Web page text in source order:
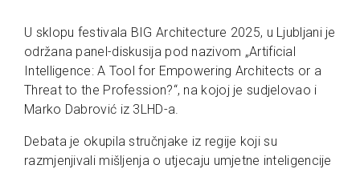
U sklopu festivala BIG Architecture 2025, u Ljubljani je
održana panel-diskusija pod nazivom „Artificial
Intelligence: A Tool for Empowering Architects or a
Threat to the Profession?“, na kojoj je sudjelovao i
Marko Dabrović iz 3LHD-a.
Debata je okupila stručnjake iz regije koji su
razmjenjivali mišljenja o utjecaju umjetne inteligencije